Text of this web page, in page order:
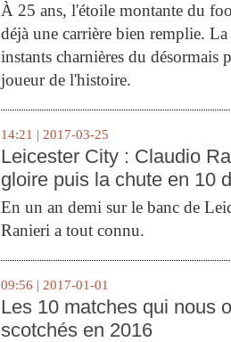
À 25 ans, l'étoile montante du
déjà une carrière bien remplie.
instants charnières du désormais
joueur de l'histoire.
14:21 | 2017-03-25
Leicester City : Claudio
gloire puis la chute en 10
En un an demi sur le banc de
Ranieri a tout connu.
09:56 | 2017-01-01
Les 10 matches qui nous
scotchés en 2016